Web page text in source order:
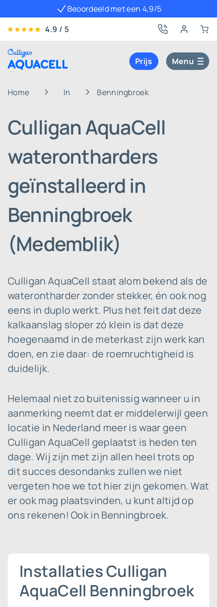
Beoordeeld met een 4,9/5
4.9 / 5
Prijs Menu
Home In Benningbroek
Culligan AquaCell
waterontharders
geïnstalleerd in
Benningbroek
(Medemblik)
Culligan AquaCell staat alom bekend als de
waterontharder zonder stekker, én ook nog
eens in duplo werkt. Plus het feit dat deze
kalkaanslag sloper zó klein is dat deze
hoegenaamd in de meterkast zijn werk kan
doen, en zie daar: de roemruchtigheid is
duidelijk.
Helemaal niet zo buitenissig wanneer u in
aanmerking neemt dat er middelerwijl geen
locatie in Nederland meer is waar geen
Culligan AquaCell geplaatst is heden ten
dage. Wij zijn met zijn allen heel trots op
dit succes desondanks zullen we niet
vergeten hoe we tot hier zijn gekomen. Wat
er ook mag plaatsvinden, u kunt altijd op
ons rekenen! Ook in Benningbroek.
Installaties Culligan
AquaCell Benningbroek